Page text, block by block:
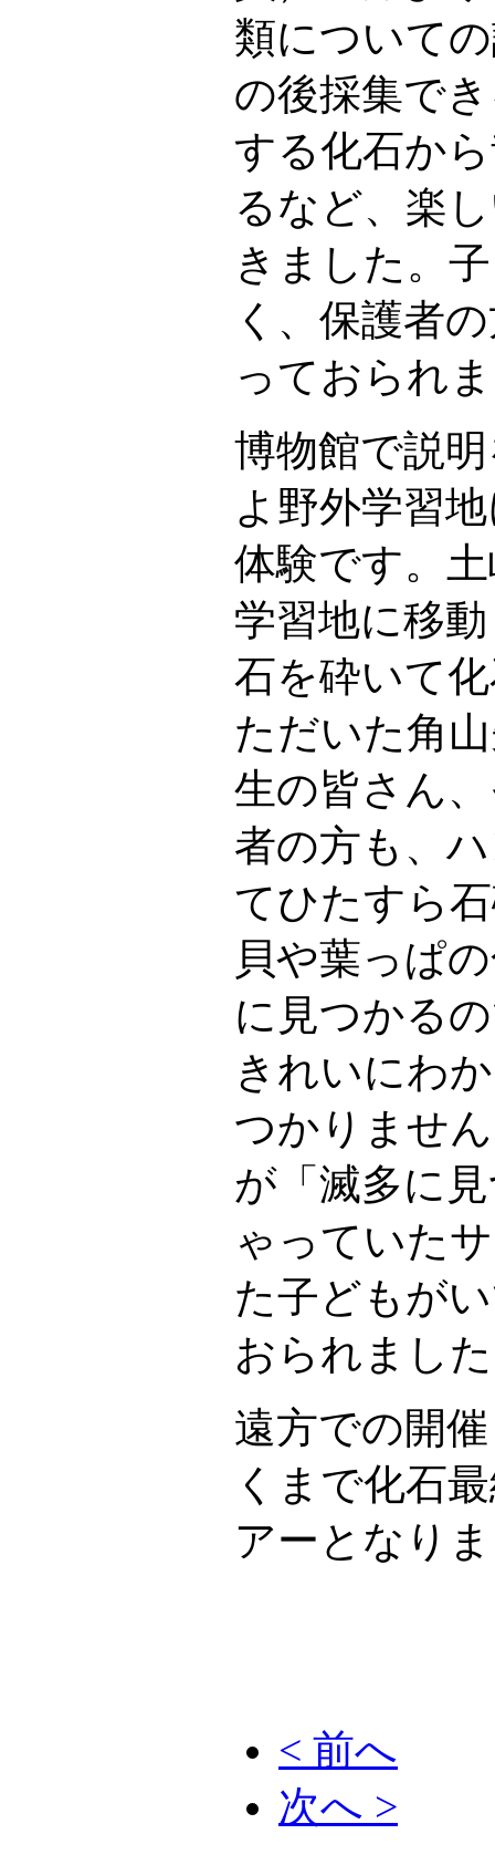
類について
の後採集で
する化石か
るなど、楽
きました。
く、保護者
っておられ
博物館で説
よ野外学習
体験です。
学習地に移
石を砕いて
ただいた角
生の皆さん
者の方も、
てひたすら
貝や葉っぱ
に見つかる
きれいにわ
つかりませ
が「滅多に
ゃっていた
た子どもが
おられまし
遠方での開
くまで化石
アーとなり
< 前へ
次へ >